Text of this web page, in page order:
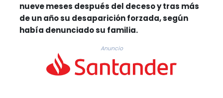
nueve meses después del deceso y tras más
de un año su desaparición forzada, según
había denunciado su familia.
Anuncio